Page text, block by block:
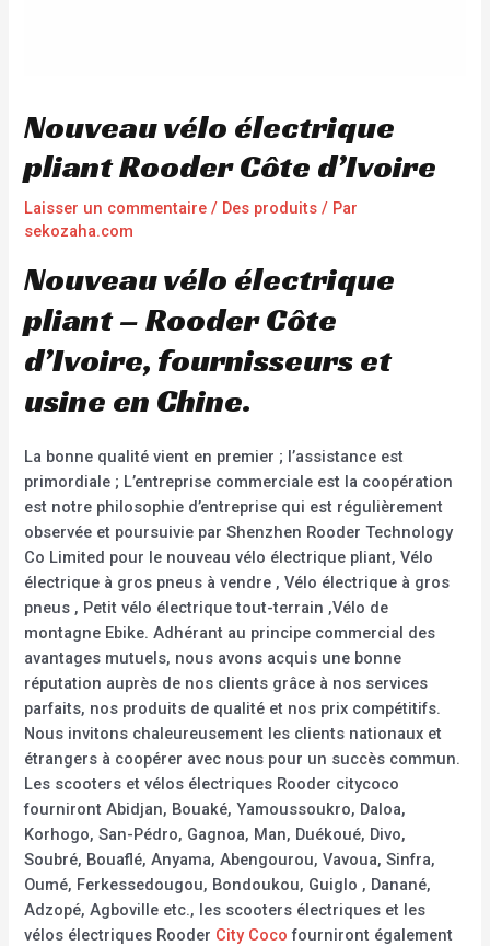
Nouveau vélo électrique
pliant Rooder Côte d’Ivoire
Laisser un commentaire / Des produits / Par
sekozaha.com
Nouveau vélo électrique
pliant – Rooder Côte
d’Ivoire, fournisseurs et
usine en Chine.
La bonne qualité vient en premier ; l’assistance est
primordiale ; L’entreprise commerciale est la coopération
est notre philosophie d’entreprise qui est régulièrement
observée et poursuivie par Shenzhen Rooder Technology
Co Limited pour le nouveau vélo électrique pliant, Vélo
électrique à gros pneus à vendre , Vélo électrique à gros
pneus , Petit vélo électrique tout-terrain ,Vélo de
montagne Ebike. Adhérant au principe commercial des
avantages mutuels, nous avons acquis une bonne
réputation auprès de nos clients grâce à nos services
parfaits, nos produits de qualité et nos prix compétitifs.
Nous invitons chaleureusement les clients nationaux et
étrangers à coopérer avec nous pour un succès commun.
Les scooters et vélos électriques Rooder citycoco
fourniront Abidjan, Bouaké, Yamoussoukro, Daloa,
Korhogo, San-Pédro, Gagnoa, Man, Duékoué, Divo,
Soubré, Bouaflé, Anyama, Abengourou, Vavoua, Sinfra,
Oumé, Ferkessedougou, Bondoukou, Guiglo , Danané,
Adzopé, Agboville etc., les scooters électriques et les
vélos électriques Rooder City Coco fourniront également